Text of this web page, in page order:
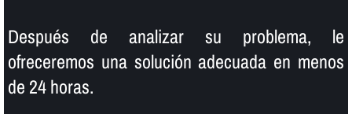
Después de analizar su problema, le
ofreceremos una solución adecuada en menos
de 24 horas.